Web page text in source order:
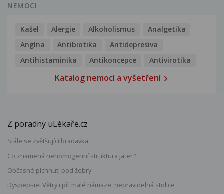
NEMOCI
Kašel Alergie Alkoholismus
Analgetika
Angína
Antibiotika
Antidepresiva
Antihistaminika
Antikoncepce Antivirotika
Katalog nemocí a vyšetření
Z poradny uLékaře.cz
Stále se zvětšující bradavka
Co znamená nehomogenní struktura jater?
Občasné píchnutí pod žebry
Dyspepsie: Větry i při malé námaze, nepravidelná stolice